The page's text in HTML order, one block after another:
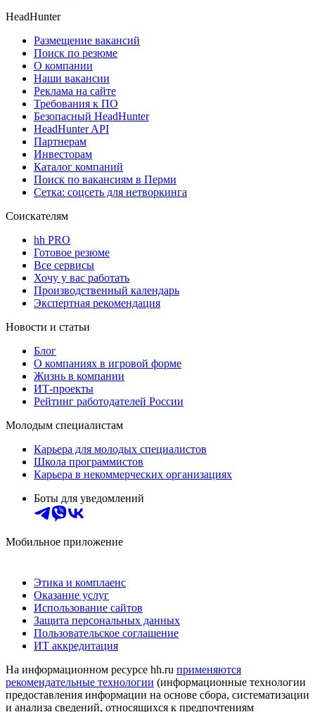
HeadHunter
Размещение вакансий
Поиск по резюме
О компании
Наши вакансии
Реклама на сайте
Требования к ПО
Безопасный HeadHunter
HeadHunter API
Партнерам
Инвесторам
Каталог компаний
Поиск по вакансиям в Перми
Сетка: соцсеть для нетворкинга
Соискателям
hh PRO
Готовое резюме
Все сервисы
Хочу у вас работать
Производственный календарь
Экспертная рекомендация
Новости и статьи
Блог
О компаниях в игровой форме
Жизнь в компании
ИТ-проекты
Рейтинг работодателей России
Молодым специалистам
Карьера для молодых специалистов
Школа программистов
Карьера в некоммерческих организациях
Боты для уведомлений
Мобильное приложение
Этика и комплаенс
Оказание услуг
Использование сайтов
Защита персональных данных
Пользовательское соглашение
ИТ аккредитация
На информационном ресурсе hh.ru применяются
рекомендательные технологии (информационные технологии
предоставления информации на основе сбора, систематизации
и анализа сведений, относящихся к предпочтениям